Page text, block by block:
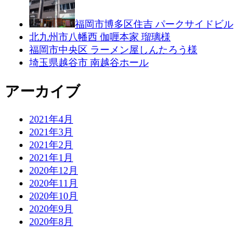
福岡市博多区住吉 パークサイドビル
北九州市八幡西 伽喱本家 瑠璃様
福岡市中央区 ラーメン屋しんたろう様
埼玉県越谷市 南越谷ホール
アーカイブ
2021年4月
2021年3月
2021年2月
2021年1月
2020年12月
2020年11月
2020年10月
2020年9月
2020年8月